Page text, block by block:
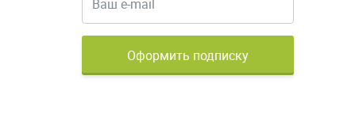
Оформить подписку